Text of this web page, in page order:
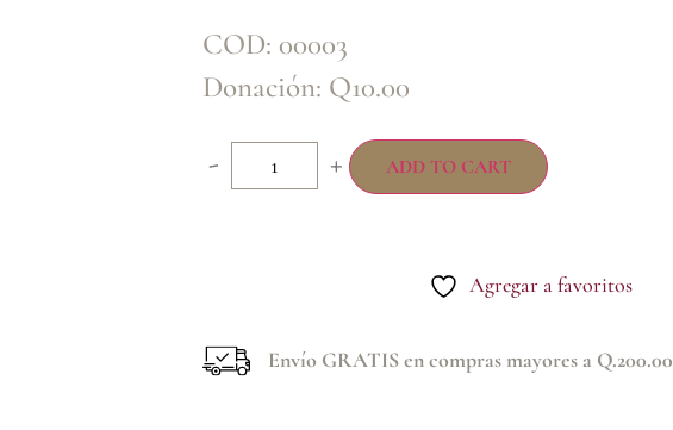
COD: 00003
Donación: Q10.00
- + ADD TO CART
Agregar a favoritos
Envío GRATIS en compras mayores a Q.200.00